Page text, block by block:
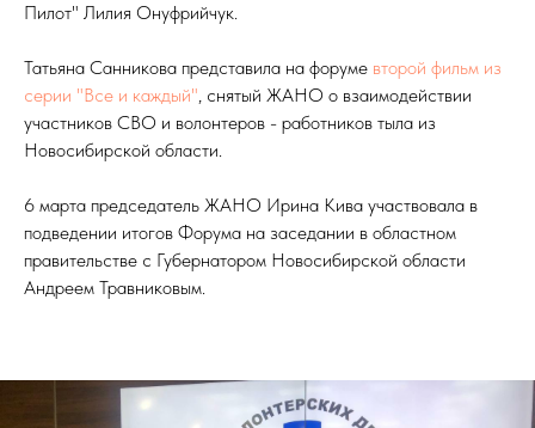
Пилот" Лилия Онуфрийчук.
Татьяна Санникова представила на форуме второй фильм из
серии "Все и каждый", снятый ЖАНО о взаимодействии
участников СВО и волонтеров - работников тыла из
Новосибирской области.
6 марта председатель ЖАНО Ирина Кива участвовала в
подведении итогов Форума на заседании в областном
правительстве с Губернатором Новосибирской области
Андреем Травниковым.